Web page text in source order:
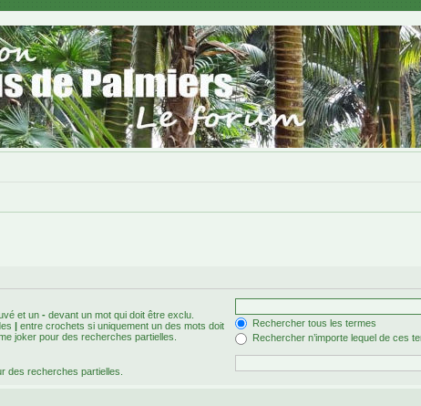
et un - devant un mot qui doit être exclu.
| entre crochets si uniquement un des mots doit
joker pour des recherches partielles.
Rechercher tous les termes
Rechercher n’importe lequel de ces
des recherches partielles.